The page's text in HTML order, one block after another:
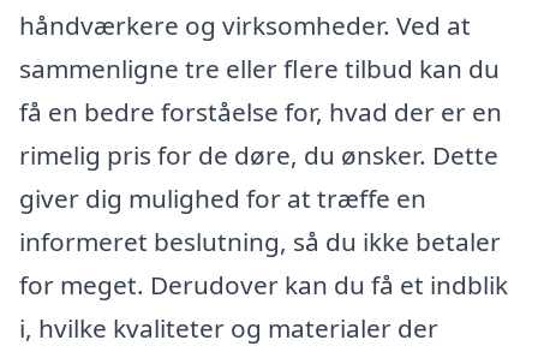
håndværkere og virksomheder. Ved at
sammenligne tre eller flere tilbud kan du
få en bedre forståelse for, hvad der er en
rimelig pris for de døre, du ønsker. Dette
giver dig mulighed for at træffe en
informeret beslutning, så du ikke betaler
for meget. Derudover kan du få et indblik
i, hvilke kvaliteter og materialer der